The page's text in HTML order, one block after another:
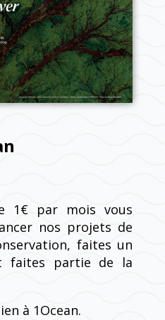
1€ par mois vous
nos projets de
faites un
faites partie de la
à 1Ocean.